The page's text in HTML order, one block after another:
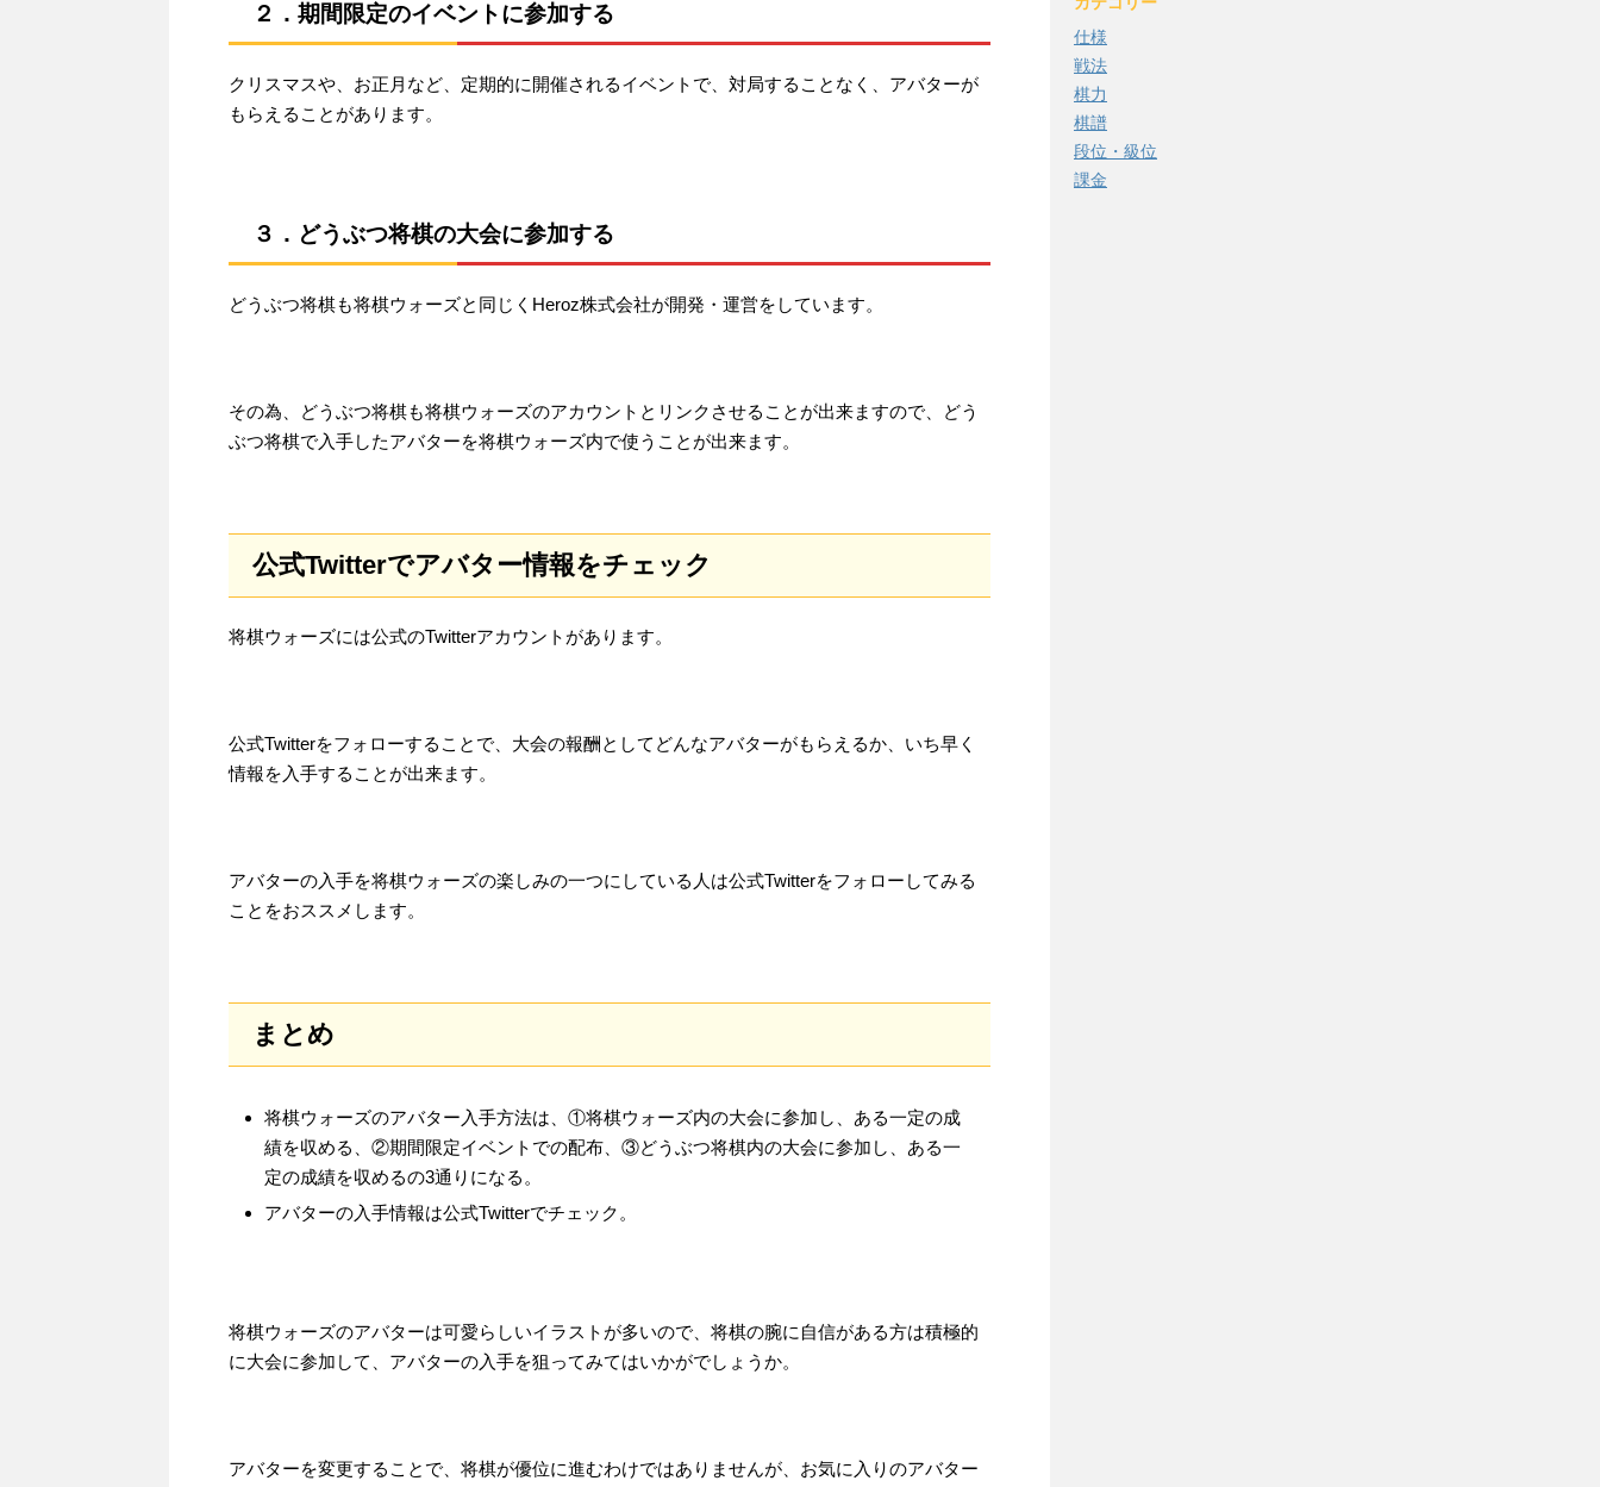
２．期間限定のイベントに参加する
クリスマスや、お正月など、定期的に開催されるイベントで、対局することなく、アバターが
もらえることがあります。
３．どうぶつ将棋の大会に参加する
どうぶつ将棋も将棋ウォーズと同じくHeroz株式会社が開発・運営をしています。
その為、どうぶつ将棋も将棋ウォーズのアカウントとリンクさせることが出来ますので、どう
ぶつ将棋で入手したアバターを将棋ウォーズ内で使うことが出来ます。
公式Twitterでアバター情報をチェック
将棋ウォーズには公式のTwitterアカウントがあります。
公式Twitterをフォローすることで、大会の報酬としてどんなアバターがもらえるか、いち早く
情報を入手することが出来ます。
アバターの入手を将棋ウォーズの楽しみの一つにしている人は公式Twitterをフォローしてみる
ことをおススメします。
まとめ
将棋ウォーズのアバター入手方法は、①将棋ウォーズ内の大会に参加し、ある一定の成
績を収める、②期間限定イベントでの配布、③どうぶつ将棋内の大会に参加し、ある一
定の成績を収めるの3通りになる。
アバターの入手情報は公式Twitterでチェック。
将棋ウォーズのアバターは可愛らしいイラストが多いので、将棋の腕に自信がある方は積極的
に大会に参加して、アバターの入手を狙ってみてはいかがでしょうか。
アバターを変更することで、将棋が優位に進むわけではありませんが、お気に入りのアバター
仕様
戦法
棋力
棋譜
段位・級位
課金